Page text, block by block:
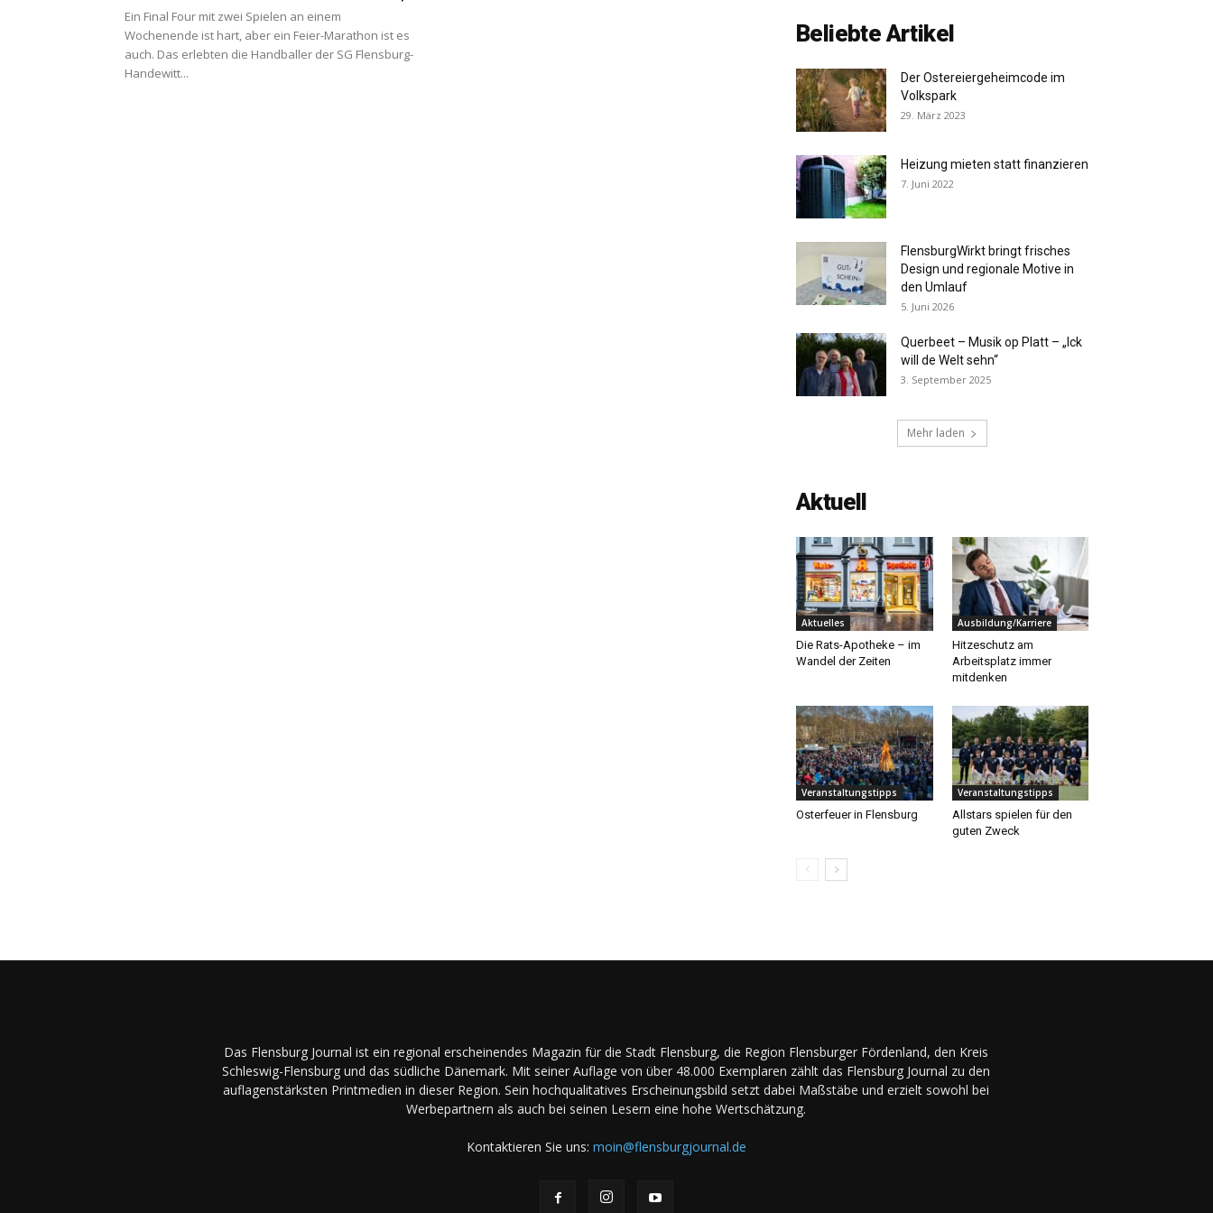
Ein Final Four mit zwei Spielen an einem
Wochenende ist hart, aber ein Feier-Marathon ist es
auch. Das erlebten die Handballer der SG Flensburg-
Handewitt...
Beliebte Artikel
Der Ostereiergeheimcode im
Volkspark
29. März 2023
Heizung mieten statt finanzieren
7. Juni 2022
FlensburgWirkt bringt frisches
Design und regionale Motive in
den Umlauf
5. Juni 2026
Querbeet – Musik op Platt – „Ick
will de Welt sehn“
3. September 2025
Mehr laden
Aktuell
Aktuelles
Die Rats-Apotheke – im
Wandel der Zeiten
Ausbildung/Karriere
Hitzeschutz am
Arbeitsplatz immer
mitdenken
Veranstaltungstipps
Osterfeuer in Flensburg
Veranstaltungstipps
Allstars spielen für den
guten Zweck
Das Flensburg Journal ist ein regional erscheinendes Magazin für die Stadt Flensburg, die Region Flensburger Fördenland, den Kreis
Schleswig-Flensburg und das südliche Dänemark. Mit seiner Auflage von über 48.000 Exemplaren zählt das Flensburg Journal zu den
auflagenstärksten Printmedien in dieser Region. Sein hochqualitatives Erscheinungsbild setzt dabei Maßstäbe und erzielt sowohl bei
Werbepartnern als auch bei seinen Lesern eine hohe Wertschätzung.
Kontaktieren Sie uns: moin@flensburgjournal.de